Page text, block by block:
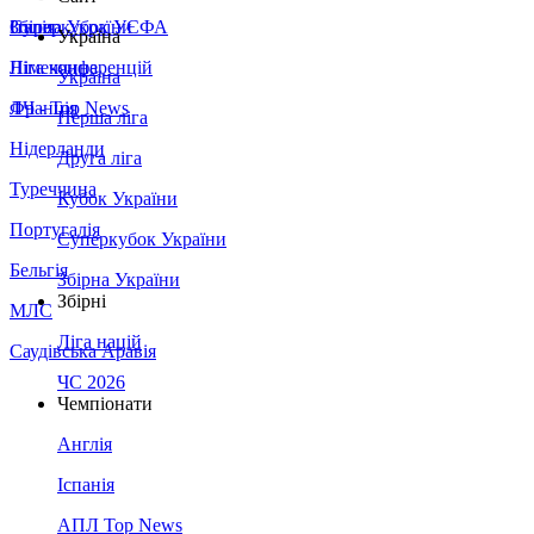
Збірна України
Італія
Німеччина
Франція
Нідерланди
Туреччина
Португалія
Бельгія
МЛС
Саудівська Аравія
Суперкубок УЄФА
Ліга конференцій
ЛЧ - Top News
Україна
Україна
Перша ліга
Друга ліга
Кубок України
Суперкубок України
Збірна України
Збірні
Ліга націй
ЧС 2026
Чемпіонати
Англія
Іспанія
АПЛ Top News